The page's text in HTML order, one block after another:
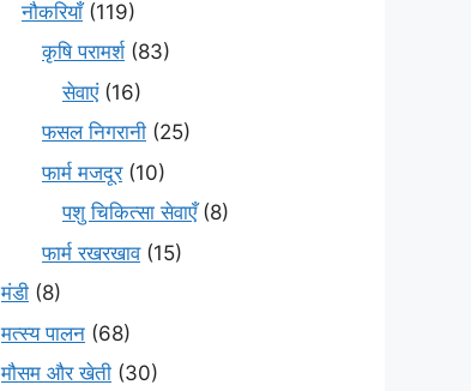
नौकरियाँ(119)
कृषि परामर्श(83)
सेवाएं(16)
फसल निगरानी (25)
फार्म मजदूर(10)
पशु चिकित्सा सेवाएँ(8)
फार्म रखरखाव(15)
मंडी (8)
मत्स्य पालन (68)
मौसम और खेती (30)